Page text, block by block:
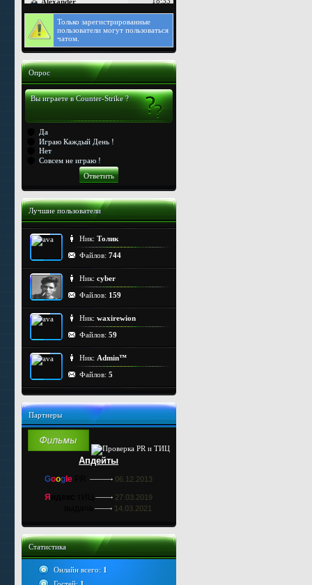
Только зарегистрированные
пользователи могут пользоваться
чатом.
Опрос
Вы играете в Counter-Strike ?
Да
Играю Каждый День !
Нет
Совсем не играю !
Лучшие пользователи
Ник: Толик
Файлов: 744
Ник: cyber
Файлов: 159
Ник: waxirewion
Файлов: 59
Ник: Admin™
Файлов: 5
Партнеры
Апдейты
Google 06.12.2013
Я 27.03.2019
14.03.2021
Статистика
Онлайн всего: 1